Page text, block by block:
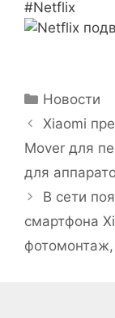
#Netflix
Рубрики
Новости
Xiaomi
Mover для
для
В сети
смартфона
фотомонтаж,